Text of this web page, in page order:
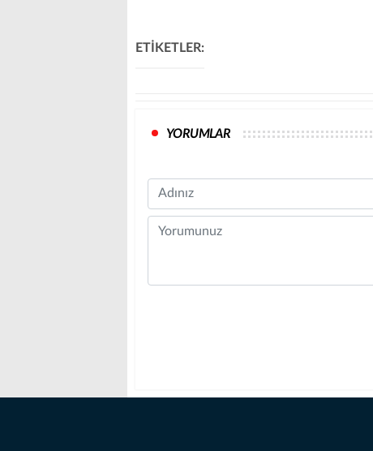
ETİKETLER:
YORUMLAR
Name
Comment